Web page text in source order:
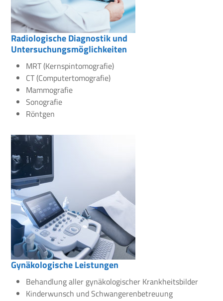
Radiologische Diagnostik und
Untersuchungsmöglichkeiten
MRT (Kernspintomografie)
CT (Computertomografie)
Mammografie
Sonografie
Röntgen
Gynäkologische Leistungen
Behandlung aller gynäkologischer Krankheitsbilder
Kinderwunsch und Schwangerenbetreuung